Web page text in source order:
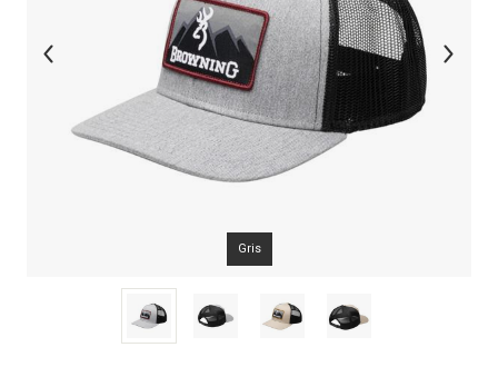
Gris